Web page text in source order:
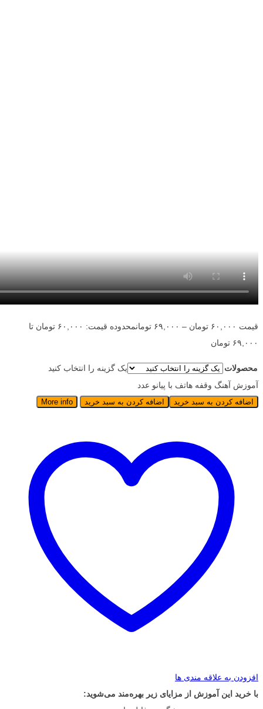
قیمت ۶۰,۰۰۰ تومان – ۶۹,۰۰۰ تومان
محدوده قیمت: ۶۰,۰۰۰ تومان تا
۶۹,۰۰۰ تومان
محصولات
یک گزینه را انتخاب کنید
آموزش آهنگ وقفه هاتف با پیانو عدد
اضافه کردن به سبد خرید اضافه کردن به سبد خرید More info
افزودن به علاقه مندی ها
با خرید این آموزش از مزایای زیر بهره‌مند می‌شوید: